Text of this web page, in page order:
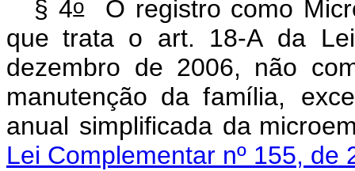
§ 4o O registro como
que trata o art. 18-A da Lei
dezembro de 2006, não co
manutenção dafamília,
anual simplificada da microe
Lei Complementar nº 155, de